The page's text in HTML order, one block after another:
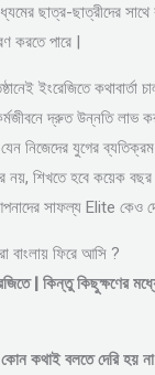
ছাত্র-ছাত্রীদের
করতে পারে |
ইংরেজিতে কথাবার্তা
দ্রুত উন্নতি লাভ
নিজেদের যুগের
নয়, শিখতে হবে কয়েক
সাফল্য Elite কেও
বাংলায় ফিরে আসি ?
| কিন্তু কিছুক্ষণের
কথাই বলতে দেরি হয়